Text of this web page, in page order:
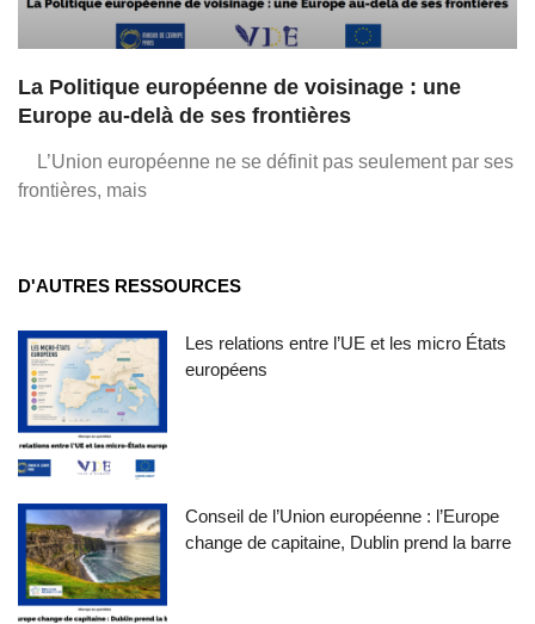
La Politique européenne de voisinage : une
Europe au-delà de ses frontières
L’Union européenne ne se définit pas seulement par ses
frontières, mais
D'AUTRES RESSOURCES
Les relations entre l’UE et les micro États
européens
Conseil de l’Union européenne : l’Europe
change de capitaine, Dublin prend la barre